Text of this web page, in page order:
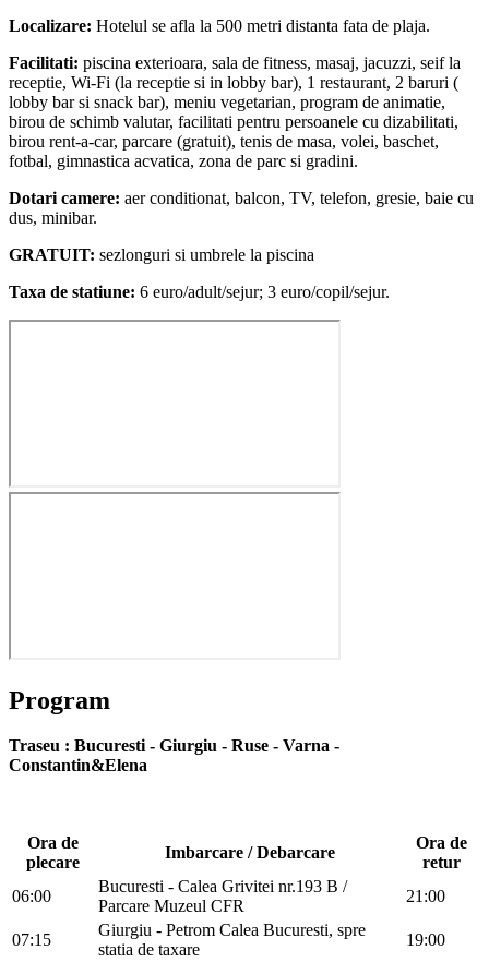
Localizare: Hotelul se afla la 500 metri distanta fata de plaja.
Facilitati: piscina exterioara, sala de fitness, masaj, jacuzzi, seif la
receptie, Wi-Fi (la receptie si in lobby bar), 1 restaurant, 2 baruri (
lobby bar si snack bar), meniu vegetarian, program de animatie,
birou de schimb valutar, facilitati pentru persoanele cu dizabilitati,
birou rent-a-car, parcare (gratuit), tenis de masa, volei, baschet,
fotbal, gimnastica acvatica, zona de parc si gradini.
Dotari camere: aer conditionat, balcon, TV, telefon, gresie, baie cu
dus, minibar.
GRATUIT: sezlonguri si umbrele la piscina
Taxa de statiune: 6 euro/adult/sejur; 3 euro/copil/sejur.
Program
Traseu : Bucuresti - Giurgiu - Ruse - Varna -
Constantin&Elena
Ora de
plecare
Imbarcare / Debarcare
Ora de
retur
06:00
Bucuresti - Calea Grivitei nr.193 B /
Parcare Muzeul CFR
21:00
07:15
Giurgiu - Petrom Calea Bucuresti, spre
statia de taxare
19:00